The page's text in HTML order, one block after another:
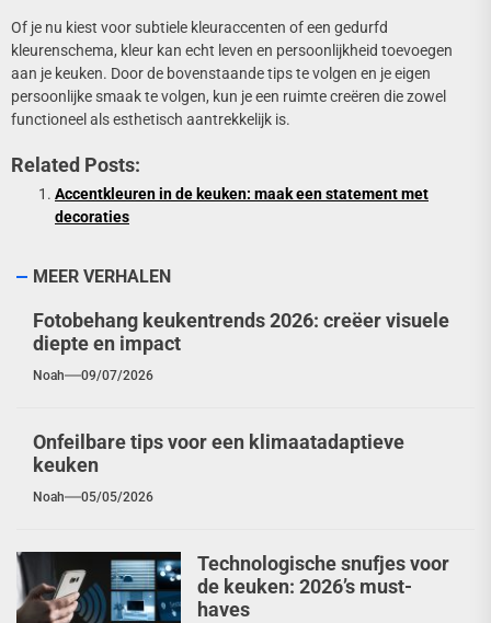
Of je nu kiest voor subtiele kleuraccenten of een gedurfd
kleurenschema, kleur kan echt leven en persoonlijkheid toevoegen
aan je keuken. Door de bovenstaande tips te volgen en je eigen
persoonlijke smaak te volgen, kun je een ruimte creëren die zowel
functioneel als esthetisch aantrekkelijk is.
Related Posts:
Accentkleuren in de keuken: maak een statement met
decoraties
MEER VERHALEN
Fotobehang keukentrends 2026: creëer visuele
diepte en impact
Noah 09/07/2026
Onfeilbare tips voor een klimaatadaptieve
keuken
Noah 05/05/2026
Technologische snufjes voor
de keuken: 2026’s must-
haves